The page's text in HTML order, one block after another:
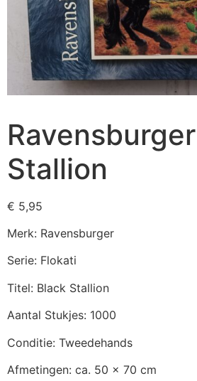
Stallion
€ 5,95
Merk: Ravensburger
Serie: Flokati
Titel: Black Stallion
Aantal Stukjes: 1000
Conditie: Tweedehands
Afmetingen: ca. 50 x 70 cm